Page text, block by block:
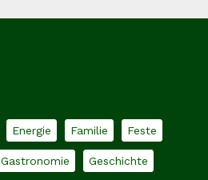
Energie Familie Feste
Gastronomie Geschichte